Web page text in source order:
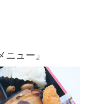
ニュー』